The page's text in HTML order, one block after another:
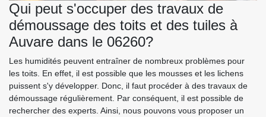
Qui peut s'occuper des travaux de
démoussage des toits et des tuiles à
Auvare dans le 06260?
Les humidités peuvent entraîner de nombreux problèmes pour
les toits. En effet, il est possible que les mousses et les lichens
puissent s'y développer. Donc, il faut procéder à des travaux de
démoussage régulièrement. Par conséquent, il est possible de
rechercher des experts. Ainsi, nous pouvons vous proposer un